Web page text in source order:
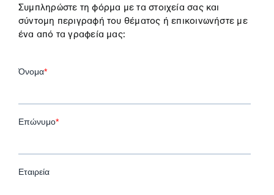
Συμπληρώστε τη φόρμα με τα στοιχεία σας και
σύντομη περιγραφή του θέματος ή επικοινωνήστε με
ένα από τα γραφεία μας: